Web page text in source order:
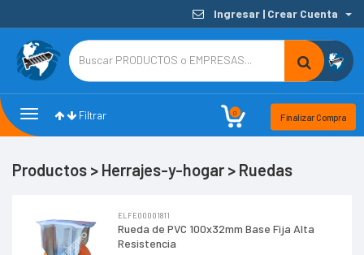
Ingresar | Crear Cuenta
0 Finalizar Compra
ToggleToggleFiltrar
Productos > Herrajes-y-hogar > Ruedas
ELFE00001811
Rueda de PVC 100x32mm Base Fija Alta
Resistencia